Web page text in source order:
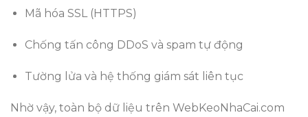
Mã hóa SSL (HTTPS)
Chống tấn công DDoS và spam tự động
Tường lửa và hệ thống giám sát liên tục
Nhờ vậy, toàn bộ dữ liệu trên WebKeoNhaCai.com